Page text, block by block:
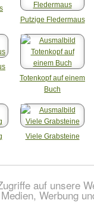
auf unsere
Werbung
Putzige Fledermaus
Totenkopf auf einem
Buch
Viele Grabsteine
| © 2013 Ausmalbilder.eu